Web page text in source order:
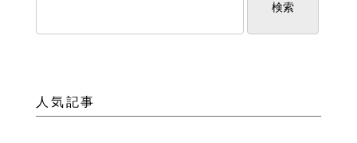
人気記事